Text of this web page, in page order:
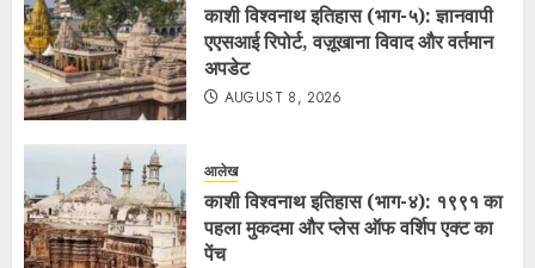
काशी विश्वनाथ इतिहास (भाग-५): ज्ञानवापी
एएसआई रिपोर्ट, वज़ूखाना विवाद और वर्तमान
अपडेट
AUGUST 8, 2026
आलेख
काशी विश्वनाथ इतिहास (भाग-४): १९९१ का
पहला मुकदमा और प्लेस ऑफ वर्शिप एक्ट का
पेंच